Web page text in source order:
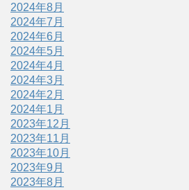
2024年8月
2024年7月
2024年6月
2024年5月
2024年4月
2024年3月
2024年2月
2024年1月
2023年12月
2023年11月
2023年10月
2023年9月
2023年8月